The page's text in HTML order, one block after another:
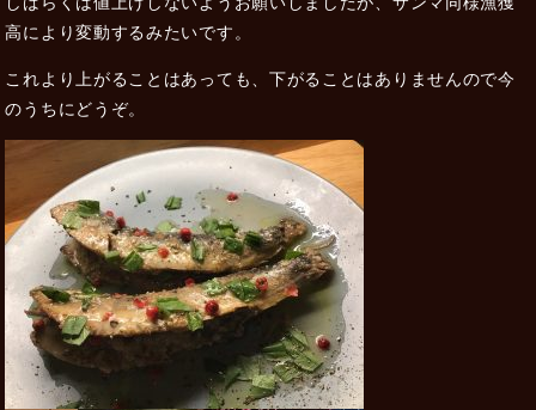
高により変動するみたいです。
これより上がることはあっても、下がることはありませんので今
のうちにどうぞ。